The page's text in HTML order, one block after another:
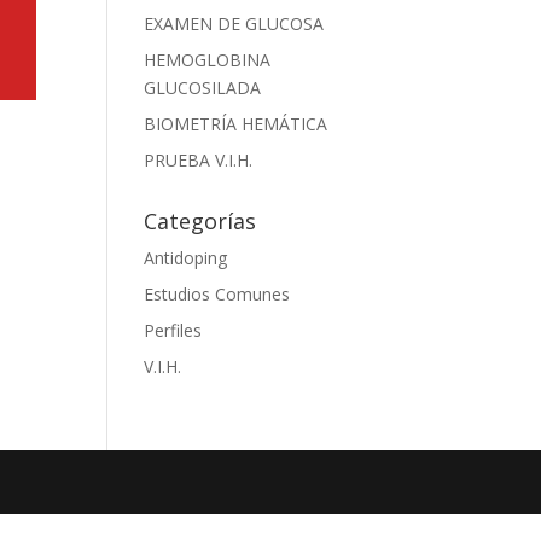
EXAMEN DE GLUCOSA
HEMOGLOBINA
GLUCOSILADA
BIOMETRÍA HEMÁTICA
PRUEBA V.I.H.
Categorías
Antidoping
Estudios Comunes
Perfiles
V.I.H.